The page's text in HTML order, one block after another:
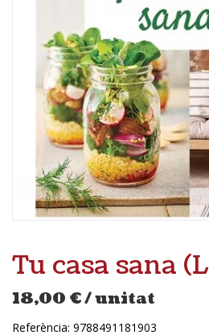
Tu casa sana
18,00 €/ unitat
Referència: 9788491181903